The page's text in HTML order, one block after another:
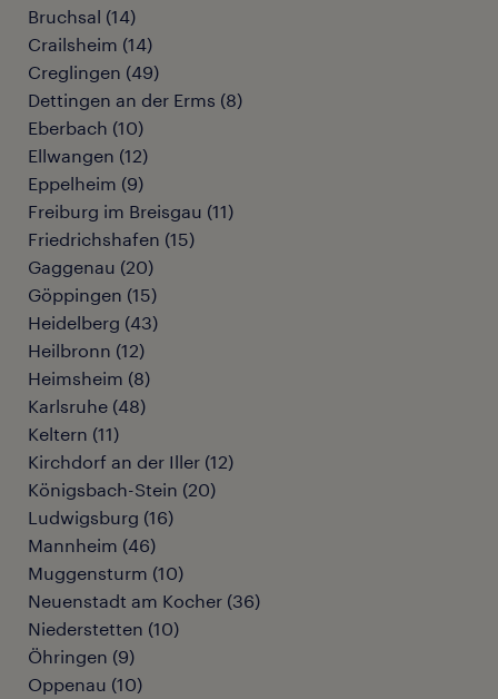
Bruchsal (14)
Crailsheim (14)
Creglingen (49)
Dettingen an der Erms (8)
Eberbach (10)
Ellwangen (12)
Eppelheim (9)
Freiburg im Breisgau (11)
Friedrichshafen (15)
Gaggenau (20)
Göppingen (15)
Heidelberg (43)
Heilbronn (12)
Heimsheim (8)
Karlsruhe (48)
Keltern (11)
Kirchdorf an der Iller (12)
Königsbach-Stein (20)
Ludwigsburg (16)
Mannheim (46)
Muggensturm (10)
Neuenstadt am Kocher (36)
Niederstetten (10)
Öhringen (9)
Oppenau (10)